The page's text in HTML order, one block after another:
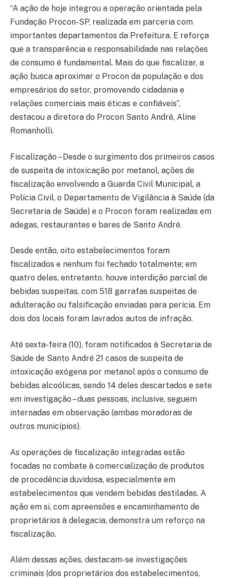
“A ação de hoje integrou a operação orientada pela
Fundação Procon-SP, realizada em parceria com
importantes departamentos da Prefeitura. E reforça
que a transparência e responsabilidade nas relações
de consumo é fundamental. Mais do que fiscalizar, a
ação busca aproximar o Procon da população e dos
empresários do setor, promovendo cidadania e
relações comerciais mais éticas e confiáveis”,
destacou a diretora do Procon Santo André, Aline
Romanholli.
Fiscalização – Desde o surgimento dos primeiros casos
de suspeita de intoxicação por metanol, ações de
fiscalização envolvendo a Guarda Civil Municipal, a
Polícia Civil, o Departamento de Vigilância à Saúde (da
Secretaria de Saúde) e o Procon foram realizadas em
adegas, restaurantes e bares de Santo André.
Desde então, oito estabelecimentos foram
fiscalizados e nenhum foi fechado totalmente; em
quatro deles, entretanto, houve interdição parcial de
bebidas suspeitas, com 518 garrafas suspeitas de
adulteração ou falsificação enviadas para perícia. Em
dois dos locais foram lavrados autos de infração.
Até sexta-feira (10), foram notificados à Secretaria de
Saúde de Santo André 21 casos de suspeita de
intoxicação exógena por metanol após o consumo de
bebidas alcoólicas, sendo 14 deles descartados e sete
em investigação – duas pessoas, inclusive, seguem
internadas em observação (ambas moradoras de
outros municípios).
As operações de fiscalização integradas estão
focadas no combate à comercialização de produtos
de procedência duvidosa, especialmente em
estabelecimentos que vendem bebidas destiladas. A
ação em si, com apreensões e encaminhamento de
proprietários à delegacia, demonstra um reforço na
fiscalização.
Além dessas ações, destacam-se investigações
criminais (dos proprietários dos estabelecimentos,